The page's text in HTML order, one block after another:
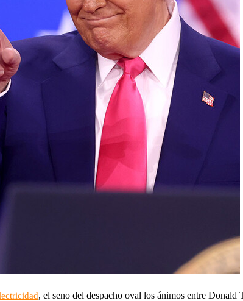
, el seno del despacho oval los ánimos entre Donald